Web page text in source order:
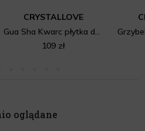
CRYSTALLOVE
Gua Sha Kwarc płytka do masażu twarzy
109 zł
oglądane